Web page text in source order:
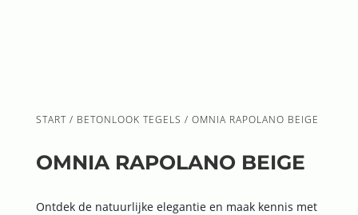
START/ BETONLOOK TEGELS / OMNIA RAPOLANO BEIGE
OMNIA RAPOLANO BEIGE
Ontdek de natuurlijke elegantie en maak kennis met